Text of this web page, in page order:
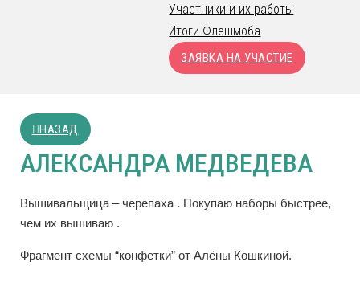
Участники и их работы
Итоги Флешмоба
ЗАЯВКА НА УЧАСТИЕ
НАЗАД
АЛЕКСАНДРА МЕДВЕДЕВА
Вышивальщица – черепаха . Покупаю наборы быстрее,
чем их вышиваю .
Фрагмент схемы “конфетки” от Алёны Кошкиной.